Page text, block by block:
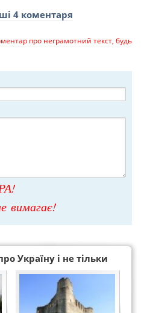
4 коментаря
про неграмотний текст, будь
вимагає!
Україну і не тільки